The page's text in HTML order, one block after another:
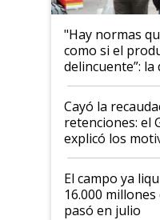
"Hay normas
como si el
delincuente”: la
al Congreso
habló del
Cayó la
retenciones: el
explicó los
El campo ya
16.000 millones
pasó en julio